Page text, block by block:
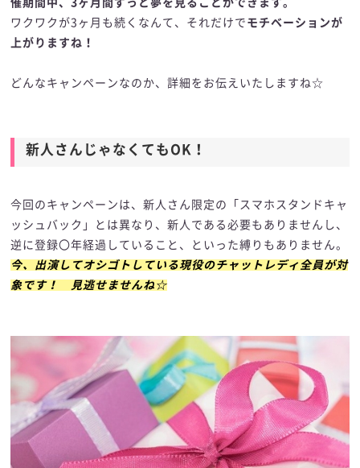
ワクワクが3ヶ月も続くなんて、それだけで モチベーションが
上がりますね！
どんなキャンペーンなのか、詳細をお伝えいたしますね☆
新人さんじゃなくてもOK！
今回のキャンペーンは、新人さん限定の「スマホスタンドキャ
ッシュバック」とは異なり、新人である必要もありませんし、
逆に登録〇年経過していること、といった縛りもありません。
今、出演してオシゴトしている現役のチャットレディ全員が対
象です！ 見逃せませんね☆